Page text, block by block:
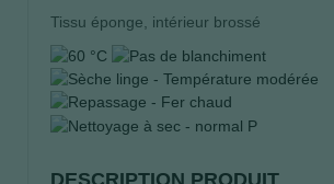
Tissu éponge, intérieur brossé
DESCRIPTION PRODUIT